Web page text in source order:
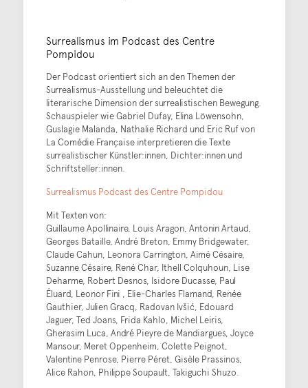
Surrealismus im Podcast des Centre
Pompidou
Der Podcast orientiert sich an den Themen der
Surrealismus-Ausstellung und beleuchtet die
literarische Dimension der surrealistischen Bewegung.
Schauspieler wie Gabriel Dufay, Elina Löwensohn,
Guslagie Malanda, Nathalie Richard und Eric Ruf von
La Comédie Française interpretieren die Texte
surrealistischer Künstler:innen, Dichter:innen und
Schriftsteller:innen.
Surrealismus Podcast des Centre Pompidou
Mit Texten von:
Guillaume Apollinaire, Louis Aragon, Antonin Artaud,
Georges Bataille, André Breton, Emmy Bridgewater,
Claude Cahun, Leonora Carrington, Aimé Césaire,
Suzanne Césaire, René Char, Ithell Colquhoun, Lise
Deharme, Robert Desnos, Isidore Ducasse, Paul
Éluard, Leonor Fini , Elie-Charles Flamand, Renée
Gauthier, Julien Gracq, Radovan Ivšić, Edouard
Jaguer, Ted Joans, Frida Kahlo, Michel Leiris,
Gherasim Luca, André Pieyre de Mandiargues, Joyce
Mansour, Meret Oppenheim, Colette Peignot,
Valentine Penrose, Pierre Péret, Gisèle Prassinos,
Alice Rahon, Philippe Soupault, Takiguchi Shuzo.